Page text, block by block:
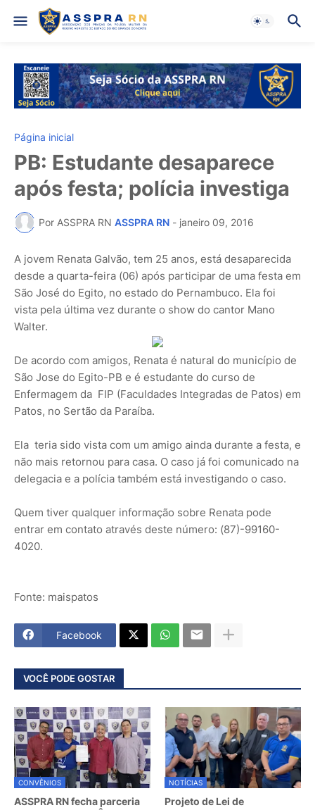
Página inicial
PB: Estudante desaparece
após festa; polícia investiga
Por ASSPRA RN ASSPRA RN - janeiro 09, 2016
A jovem Renata Galvão, tem 25 anos, está desaparecida
desde a quarta-feira (06) após participar de uma festa em
São José do Egito, no estado do Pernambuco. Ela foi
vista pela última vez durante o show do cantor Mano
Walter.
De acordo com amigos, Renata é natural do município de
São Jose do Egito-PB e é estudante do curso de
Enfermagem da FIP (Faculdades Integradas de Patos) em
Patos, no Sertão da Paraíba.
Ela teria sido vista com um amigo ainda durante a festa, e
não mais retornou para casa. O caso já foi comunicado na
delegacia e a polícia também está investigando o caso.
Quem tiver qualquer informação sobre Renata pode
entrar em contato através deste número: (87)-99160-
4020.
Fonte: maispatos
Facebook
VOCÊ PODE GOSTAR
CONVÊNIOS
ASSPRA RN fecha parceria
NOTÍCIAS
Projeto de Lei de